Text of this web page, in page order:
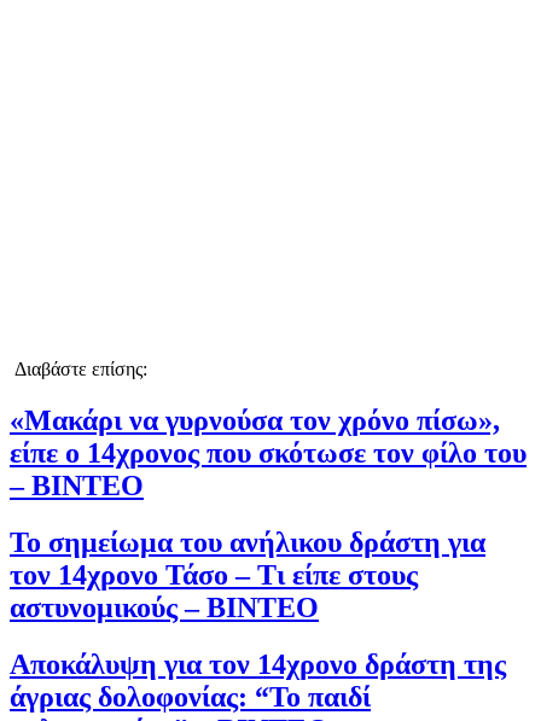
Διαβάστε επίσης:
«Μακάρι να γυρνούσα τον χρόνο πίσω»,
είπε ο 14χρονος που σκότωσε τον φίλο του
– ΒΙΝΤΕΟ
Το σημείωμα του ανήλικου δράστη για
τον 14χρονο Τάσο – Τι είπε στους
αστυνομικούς – ΒΙΝΤΕΟ
Αποκάλυψη για τον 14χρονο δράστη της
άγριας δολοφονίας: “Το παιδί